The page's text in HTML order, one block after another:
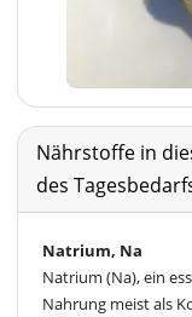
Nährstoffe in
des
Natrium, Na
Natrium (Na), ein
Nahrung meist als